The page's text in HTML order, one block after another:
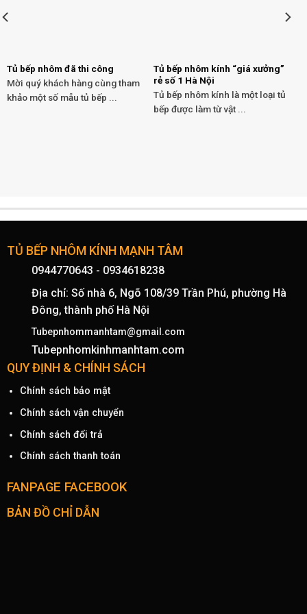
Tủ bếp nhôm đã thi công
Mời quý khách hàng cùng tham
khảo một số mẫu tủ bếp ...
Tủ bếp nhôm kính “giá xưởng”
rẻ số 1 Hà Nội
Tủ bếp nhôm kính là một loại tủ
bếp được làm từ vật ...
TỦ BẾP NHÔM KÍNH MẠNH TÂM
0944770643 - 0934618238
Địa chỉ: Số nhà 6, Ngõ 108/39 Trần Phú, phường Hà
Đông, thành phố Hà Nội
Tubepnhommanhtam@gmail.com
Tubepnhomkinhmanhtam.com
QUY ĐỊNH & CHÍNH SÁCH
Chính sách bảo mật
Chính sách vận chuyển
Chính sách đổi trả
Chính sách thanh toán
FANPAGE FACEBOOK
BẢN ĐỒ CHỈ DẪN